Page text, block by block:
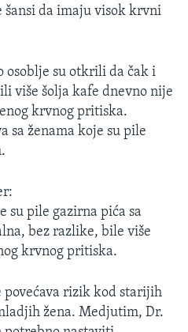
da imaju visok krvni
osoblje su otkrili da čak i
više šolja kafe dnevno nije
krvnog pritiska.
sa ženama koje su pile
su pile gazirna pića sa
bez razlike, bile više
krvnog pritiska.
rizik kod starijih
žena. Medjutim, Dr.